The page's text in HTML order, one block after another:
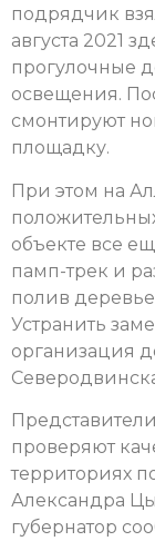
подрядчик
августа 2021
прогулочные
освещения.
смонтируют
площадку.
При этом на
объекте все
памп-трек и
полив
Устранить
организация
проверяют
территориях
Александра
губернатор